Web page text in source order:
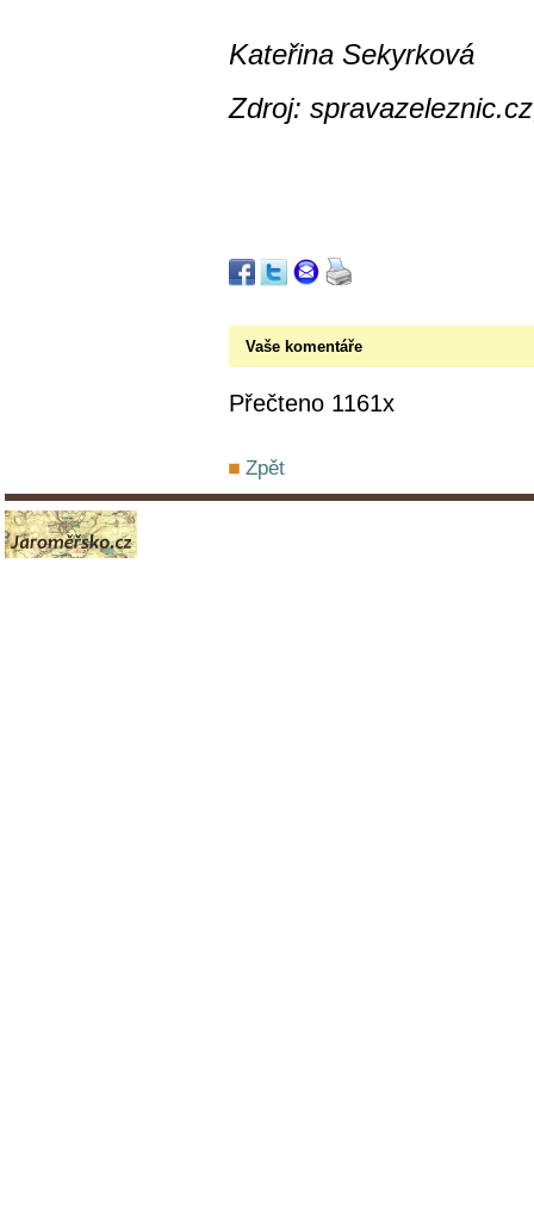
Kateřina Sekyrková
Zdroj:
Vaše komentáře
Přečteno 1161x
Zpět